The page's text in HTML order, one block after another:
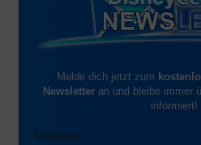
Melde dich jetzt zum
Newsletteran und bleibe immer
informiert!
Vorname